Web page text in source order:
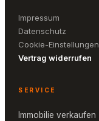
Impressum
Datenschutz
Cookie-Einstellungen
Vertrag widerrufen
SERVICE
Immobilie verkaufen